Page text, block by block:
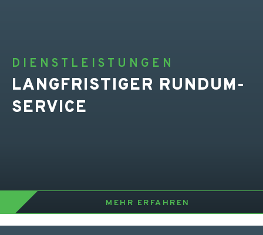
DIENSTLEISTUNGEN
LANGFRISTIGER RUNDUM-
SERVICE
MEHR ERFAHREN